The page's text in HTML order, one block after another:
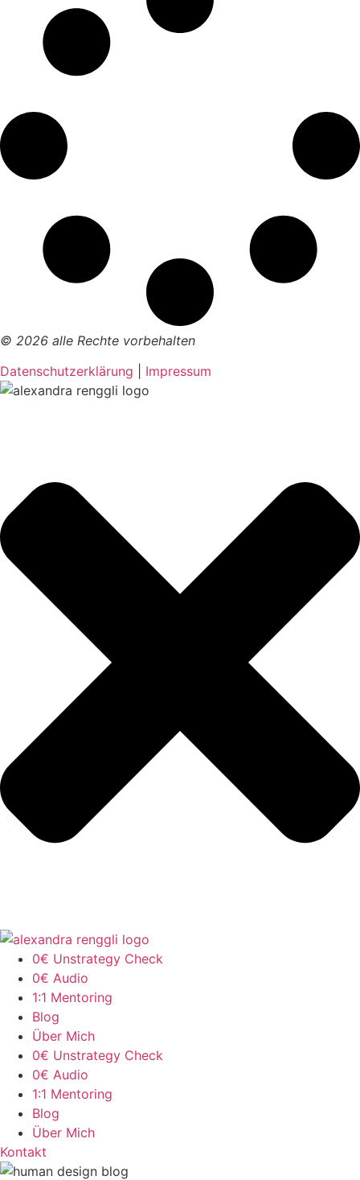
© 2026 alle Rechte vorbehalten
Datenschutzerklärung
Impressum
0€ Unstrategy Check
0€ Audio
1:1 Mentoring
Blog
Über Mich
0€ Unstrategy Check
0€ Audio
1:1 Mentoring
Blog
Über Mich
Kontakt